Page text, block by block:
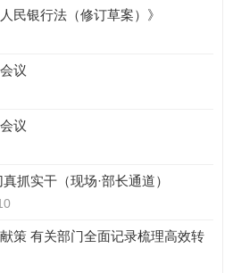
民银行法（修订草案）》
议
议
抓实干（现场·部长通道）
策 有关部门全面记录梳理高效转